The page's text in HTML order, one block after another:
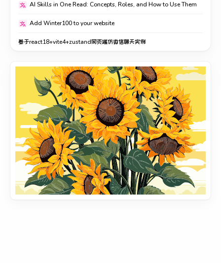
AI Skills in One Read: Concepts, Roles, and How to Use Them
Add Winter100 to your website
基于react18+vite4+zustand网页端仿微信聊天实例